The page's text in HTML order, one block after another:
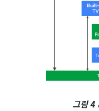
그림 4